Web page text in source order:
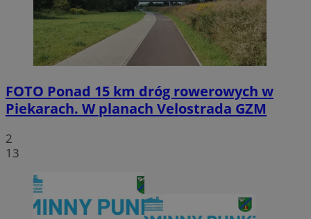
FOTO Ponad 15 km dróg rowerowych w
Piekarach. W planach Velostrada GZM
2
13